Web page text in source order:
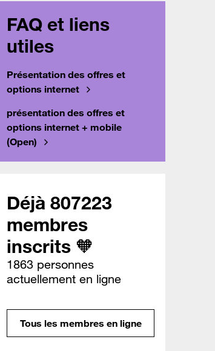
FAQ et liens
utiles
Présentation des offres et
options internet
présentation des offres et
options internet + mobile
(Open)
Déjà 807223
membres
inscrits 🧡
1863 personnes
actuellement en ligne
Tous les membres en ligne